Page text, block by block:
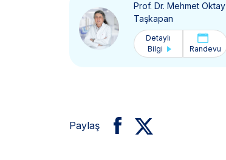
Prof. Dr. Mehmet Oktay
Taşkapan
Detaylı
Bilgi
Randevu
Paylaş